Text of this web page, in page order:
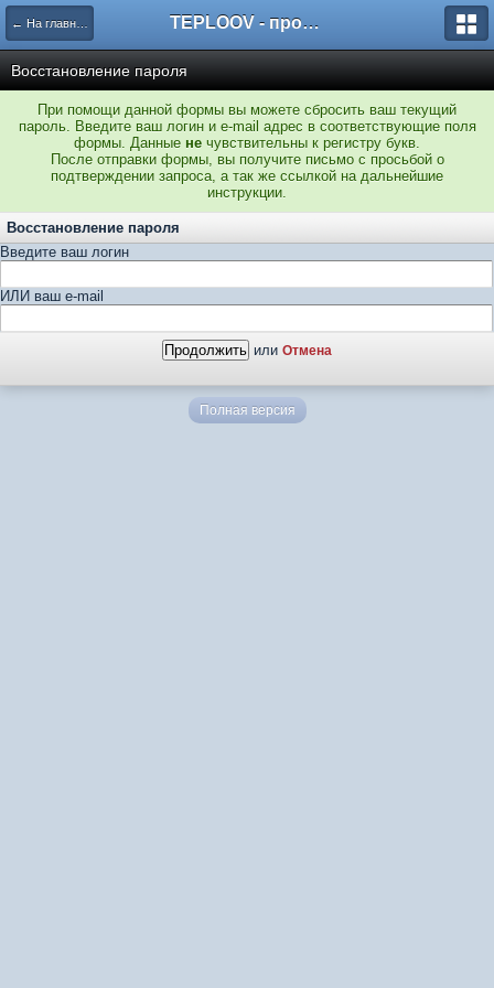
← На главную TEPLOOV - программный комплекс для расчёта систем отопления и вентиляции
Восстановление пароля
При помощи данной формы вы можете сбросить ваш текущий
пароль. Введите ваш логин и e-mail адрес в соответствующие поля
формы. Данные не чувствительны к регистру букв.
После отправки формы, вы получите письмо с просьбой о
подтверждении запроса, а так же ссылкой на дальнейшие
инструкции.
Восстановление пароля
Введите ваш логин
ИЛИ ваш e-mail
или Отмена
Полная версия